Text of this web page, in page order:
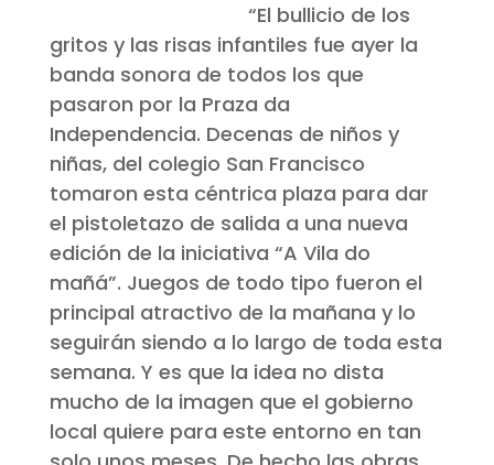
“El bullicio de los
gritos y las risas infantiles fue ayer la
banda sonora de todos los que
pasaron por la Praza da
Independencia. Decenas de niños y
niñas, del colegio San Francisco
tomaron esta céntrica plaza para dar
el pistoletazo de salida a una nueva
edición de la iniciativa “A Vila do
mañá”. Juegos de todo tipo fueron el
principal atractivo de la mañana y lo
seguirán siendo a lo largo de toda esta
semana. Y es que la idea no dista
mucho de la imagen que el gobierno
local quiere para este entorno en tan